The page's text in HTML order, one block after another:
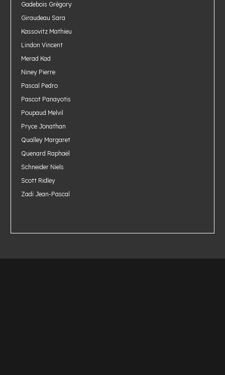
Gadebois Grégory
Giraudeau Sara
Kassovitz Mathieu
Lindon Vincent
Merad Kad
Niney Pierre
Pascal Pedro
Pascot Panayotis
Poupaud Melvil
Pryce Jonathan
Qualley Margaret
Quenard Raphaël
Schneider Niels
Scott Ridley
Zadi Jean-Pascal